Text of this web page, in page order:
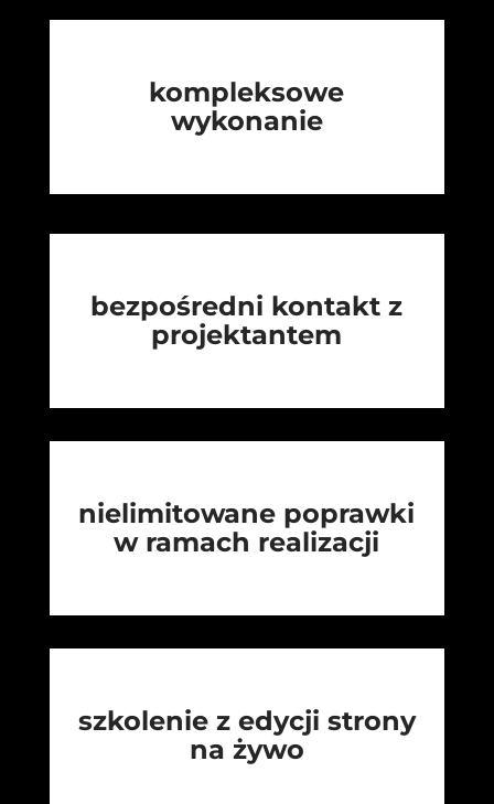
kompleksowe
wykonanie
bezpośredni kontakt z
projektantem
nielimitowane poprawki
w ramach realizacji
szkolenie z edycji strony
na żywo